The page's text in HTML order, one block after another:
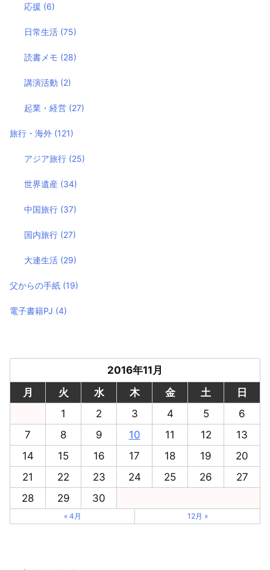
応援 (6)
日常生活 (75)
読書メモ (28)
講演活動 (2)
起業・経営 (27)
旅行・海外 (121)
アジア旅行 (25)
世界遺産 (34)
中国旅行 (37)
国内旅行 (27)
大連生活 (29)
父からの手紙 (19)
電子書籍PJ (4)
2016年11月
月
火 水 木 金 土
日
1
2 3 4 5
6
7
8 9 10 11 12
13
14
15 16 17 18 19
20
21
22 23 24 25 26
27
28
29 30
« 4月 12月 »